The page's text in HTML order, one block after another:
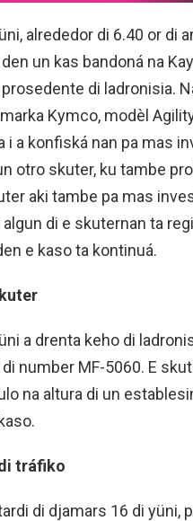
alrededor di 6.40 or di
un kas bandoná na
di ladronisia.
Kymco, modèl
i a konfiská nan pa mas
otro skuter, ku tambe
aki tambe pa mas
di e skuternan ta
e kaso ta kontinuá.
a drenta keho di
number MF-5060. E
na altura di un
tráfiko
di djamars 16 di yüni,